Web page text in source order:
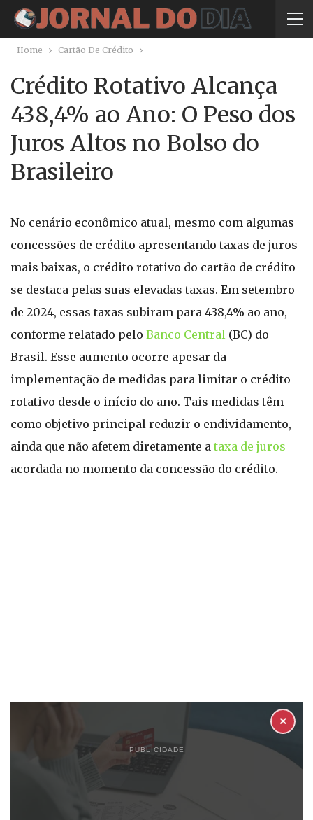
Home Cartão De Crédito
Crédito Rotativo Alcança
438,4% ao Ano: O Peso dos
Juros Altos no Bolso do
Brasileiro
No cenário econômico atual, mesmo com algumas
concessões de crédito apresentando taxas de juros
mais baixas, o crédito rotativo do cartão de crédito
se destaca pelas suas elevadas taxas. Em setembro
de 2024, essas taxas subiram para 438,4% ao ano,
conforme relatado pelo Banco Central (BC) do
Brasil. Esse aumento ocorre apesar da
implementação de medidas para limitar o crédito
rotativo desde o início do ano. Tais medidas têm
como objetivo principal reduzir o endividamento,
ainda que não afetem diretamente a taxa de juros
acordada no momento da concessão do crédito.
PUBLICIDADE
✕